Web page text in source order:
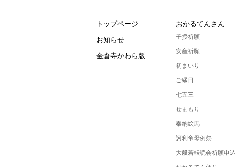
トップページ
お知らせ
金倉寺かわら版
おかるてんさん
子授祈願
安産祈願
初まいり
ご縁日
七五三
せまもり
奉納絵馬
訶利帝母例祭
大般若転読会祈願申込